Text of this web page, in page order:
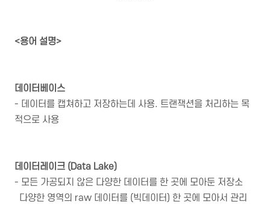
<용어 설명>
데이터베이스
- 데이터를 캡쳐하고 저장하는데 사용. 트랜잭션을 처리하는 목
적으로 사용
데이터레이크 (Data Lake)
- 모든 가공되지 않은 다양한 데이터를 한 곳에 모아둔 저장소
다양한 영역의 raw 데이터를 (빅데이터) 한 곳에 모아서 관리